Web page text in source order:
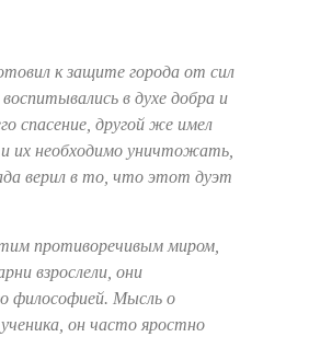
к защите города от сил
в духе добра и
спасение, другой же имел
их необходимо уничтожать,
верил в то, что этот дуэт
противоречивым миром,
взрослели, они
философией. Мысль о
он часто яростно